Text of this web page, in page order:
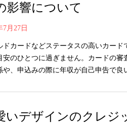
影響について
7月27日
ドカードなどステータスの高いカー
安のひとつに過ぎません。カードの審
や、申込みの際に年収が自己申告で良
いデザインのクレジ